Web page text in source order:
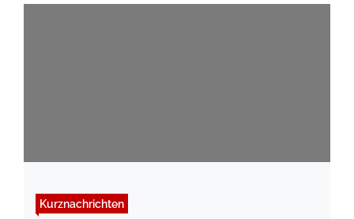
Kurznachrichten